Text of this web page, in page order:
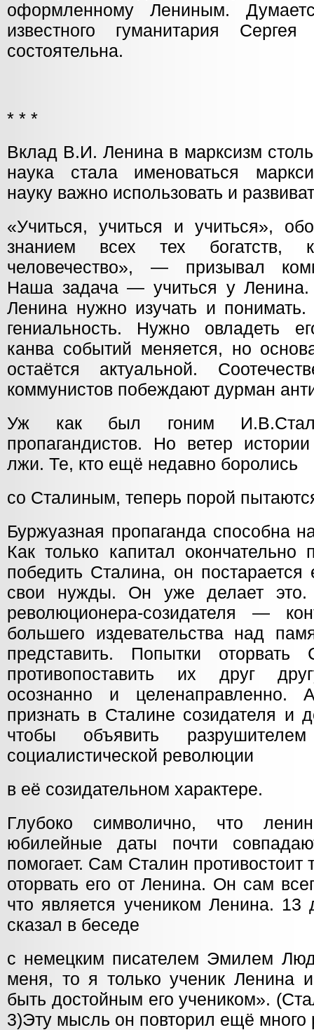
оформленному Лениным.
известного гуманитария
состоятельна.
* * *
Вклад В.И. Ленина в марксизм
наука стала именоваться
науку важно использовать и
«Учиться, учиться и учиться»,
знанием всех тех богатств,
человечество», — призывал
Наша задача — учиться у Ленина.
Ленина нужно изучать и
гениальность. Нужно овладеть
канва событий меняется, но
остаётся актуальной.
коммунистов побеждают дурман
Уж как был гоним
пропагандистов. Но ветер
лжи. Те, кто ещё недавно боролись
со Сталиным, теперь порой
Буржуазная пропаганда способна
Как только капитал
победить Сталина, он постарается
свои нужды. Он уже делает
революционера-созидателя —
большего издевательства над
представить. Попытки
противопоставить их друг
осознанно и целенаправленно.
признать в Сталине созидателя и
чтобы объявить
социалистической революции
в её созидательном характере.
Глубоко символично, что
юбилейные даты почти
помогает. Сам Сталин противостоит
оторвать его от Ленина. Он сам
что является учеником Ленина. 13
сказал в беседе
с немецким писателем Эмилем
меня, то я только ученик
быть достойным его учеником».
3)Эту мысль он повторил ещё много